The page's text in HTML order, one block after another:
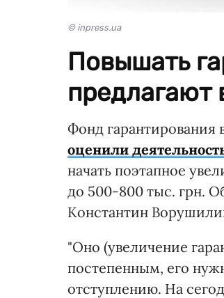
© inpress.ua
Повышать
предлагают
Фонд
оценили
начать поэтапное
до 500-800 тыс. грн.
Константин
"Оно (увеличение
постепенным, его
отступлению. На